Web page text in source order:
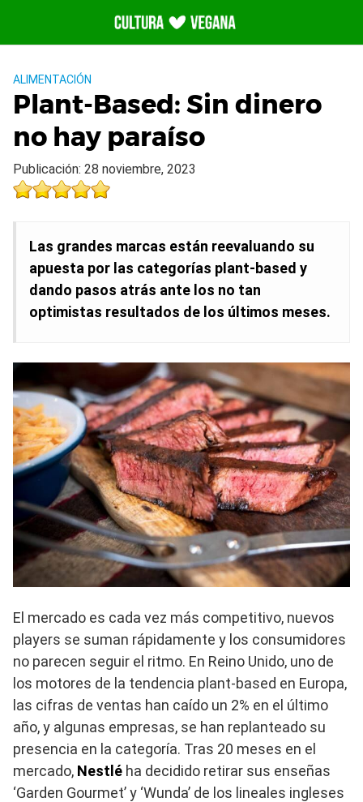
contenido
ALIMENTACIÓN
Plant-Based: Sin dinero
no hay paraíso
Publicación: 28 noviembre, 2023
Las grandes marcas están reevaluando su
apuesta por las categorías plant-based y
dando pasos atrás ante los no tan
optimistas resultados de los últimos meses.
El mercado es cada vez más competitivo, nuevos
players se suman rápidamente y los consumidores
no parecen seguir el ritmo. En Reino Unido, uno de
los motores de la tendencia plant-based en Europa,
las cifras de ventas han caído un 2% en el último
año, y algunas empresas, se han replanteado su
presencia en la categoría. Tras 20 meses en el
mercado, Nestlé ha decidido retirar sus enseñas
‘Garden Gourmet’ y ‘Wunda’ de los lineales ingleses